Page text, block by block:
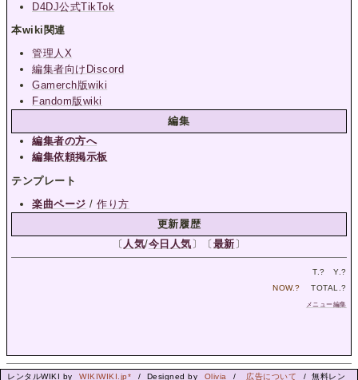
D4DJ公式TikTok
本wiki関連
管理人X
編集者向けDiscord
Gamerch版wiki
Fandom版wiki
編集
編集者の方へ
編集依頼掲示板
テンプレート
楽曲ページ /作り方
更新履歴
〔 人気/今日人気〕〔最新〕
T.? Y.?
NOW.? TOTAL.?
メニュー編集
レンタルWIKI by WIKIWIKI.jp* / Designed by Olivia / 広告について / 無料レン